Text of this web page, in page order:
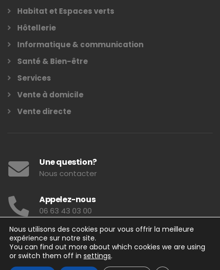
Habitat et Espaces verts
Hôtellerie
Informatique & communication
Santé & Bien-être
Services
Vente à domicile
Vente directe
Une question?
Nous contacter
Appelez-nous
06 63 43 03 00
Lookness & Co 2026– Tous droits réservés
Nous utilisons des cookies pour vous offrir la meilleure
expérience sur notre site.
You can find out more about which cookies we are using
or switch them off in settings.